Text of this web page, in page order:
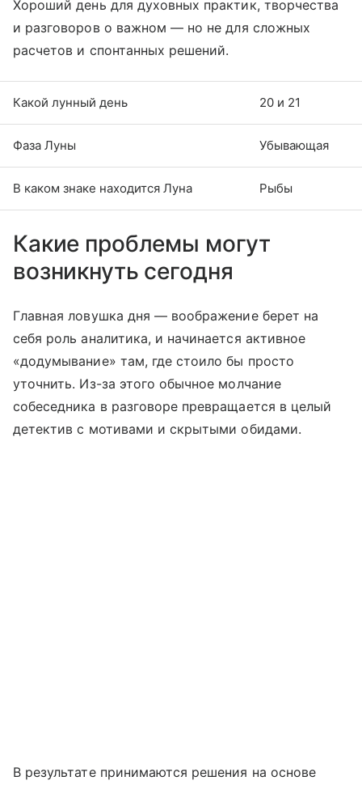
Хороший день для духовных практик, творчества
и разговоров о важном — но не для сложных
расчетов и спонтанных решений.
Какой лунный день 20 и 21
Фаза Луны Убывающая
В каком знаке находится Луна Рыбы
Какие проблемы могут
возникнуть сегодня
Главная ловушка дня — воображение берет на
себя роль аналитика, и начинается активное
«додумывание» там, где стоило бы просто
уточнить. Из-за этого обычное молчание
собеседника в разговоре превращается в целый
детектив с мотивами и скрытыми обидами.
В результате принимаются решения на основе